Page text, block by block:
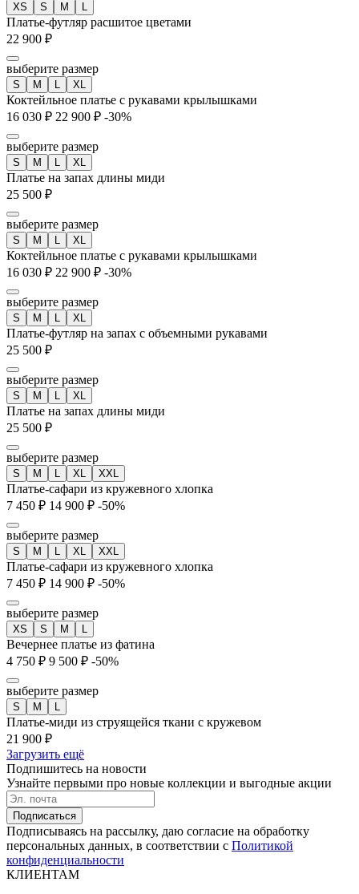
XS S M L
Платье-футляр расшитое цветами
22 900 ₽
выберите размер
S M L XL
Коктейльное платье с рукавами крылышками
16 030 ₽ 22 900 ₽ -30%
выберите размер
S M L XL
Платье на запах длины миди
25 500 ₽
выберите размер
S M L XL
Коктейльное платье с рукавами крылышками
16 030 ₽ 22 900 ₽ -30%
выберите размер
S M L XL
Платье-футляр на запах с объемными рукавами
25 500 ₽
выберите размер
S M L XL
Платье на запах длины миди
25 500 ₽
выберите размер
S M L XL XXL
Платье-сафари из кружевного хлопка
7 450 ₽ 14 900 ₽ -50%
выберите размер
S M L XL XXL
Платье-сафари из кружевного хлопка
7 450 ₽ 14 900 ₽ -50%
выберите размер
XS S M L
Вечернее платье из фатина
4 750 ₽ 9 500 ₽ -50%
выберите размер
S M L
Платье-миди из струящейся ткани с кружевом
21 900 ₽
Загрузить ещё
Подпишитесь на новости
Узнайте первыми про новые коллекции и выгодные акции
Подписаться
Подписываясь на рассылку, даю согласие на обработку
персональных данных, в соответствии с Политикой
конфиденциальности
КЛИЕНТАМ